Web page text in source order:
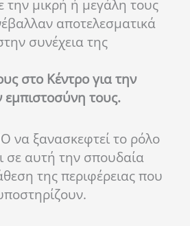
μικρή ή μεγάλη τους
αποτελεσματικά
συνέχεια της
στο Κέντρο για την
τους.
να ξανασκεφτεί το ρόλο
σε αυτή την σπουδαία
της περιφέρειας που